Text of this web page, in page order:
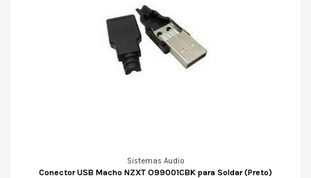
Sistemas Audio
Conector USB Macho NZXT O99001CBK para Soldar (Preto)